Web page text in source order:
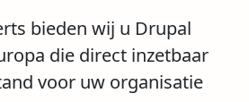
bieden wij u Drupal
die direct inzetbaar
voor uw organisatie